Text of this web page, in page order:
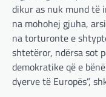
dikur as nuk mund të
na mohohej gjuha,
na torturonte e
shtetëror, ndërsa sot
demokratike që e
dyerve të Europës”,